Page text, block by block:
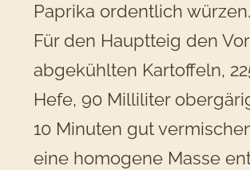
Paprika ordentlich
Für den Hauptteig den
abgekühlten Kartoffeln,
Hefe, 90 Milliliter
10 Minuten gut
eine homogene Masse